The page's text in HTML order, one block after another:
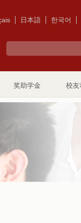
日本語 한국어
奖助学金 校友